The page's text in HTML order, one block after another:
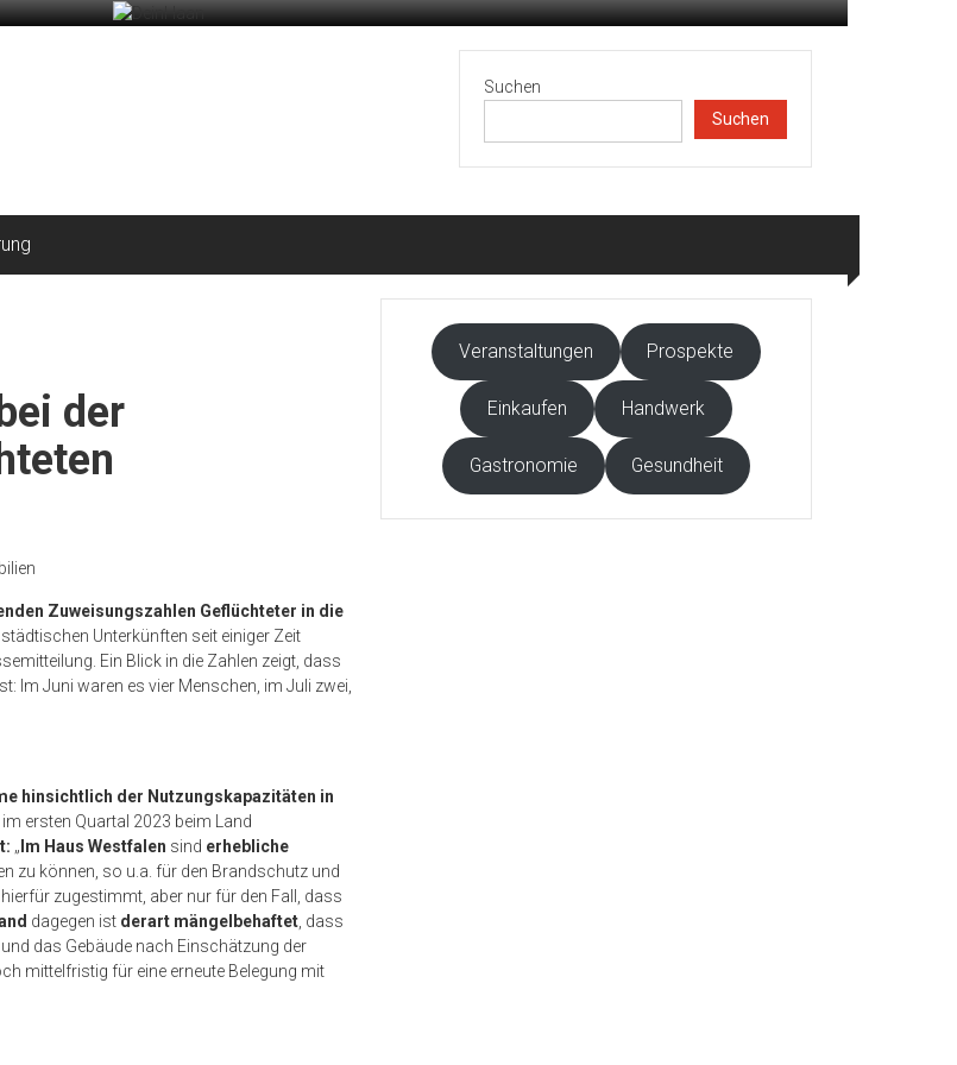
Suchen
Suchen
der
Zuweisungszahlen Geflüchteter in die
städtischen Unterkünften seit einiger Zeit
Ein Blick in die Zahlen zeigt, dass
Im Juni waren es vier Menschen, im Juli zwei,
hinsichtlich der Nutzungskapazitäten in
ersten Quartal 2023 beim Land
„ Im Haus Westfalen sind erhebliche
zu können, so u.a. für den Brandschutz und
zugestimmt, aber nur für den Fall, dass
dagegen ist derart mängelbehaftet , dass
das Gebäude nach Einschätzung der
mittelfristig für eine erneute Belegung mit
Veranstaltungen Prospekte
Einkaufen Handwerk
Gastronomie Gesundheit